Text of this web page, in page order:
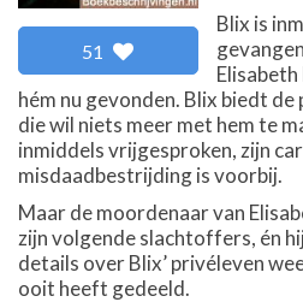
51
Blix is
hém nu gevonden. Blix biedt de
die wil niets meer met hem te
inmiddels vrijgesproken, zijn
misdaadbestrijding is voorbij.
Maar de moordenaar van
zijn volgende slachtoffers, én
details over Blix’ privéleven
ooit heeft gedeeld.